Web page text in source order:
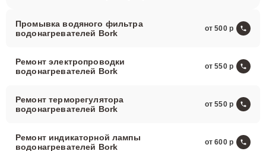
Промывка водяного фильтра
водонагревателей Bork
от 500
Ремонт электропроводки
водонагревателей Bork
от 550
Ремонт терморегулятора
водонагревателей Bork
от 550
Ремонт индикаторной лампы
водонагревателей Bork
от 600